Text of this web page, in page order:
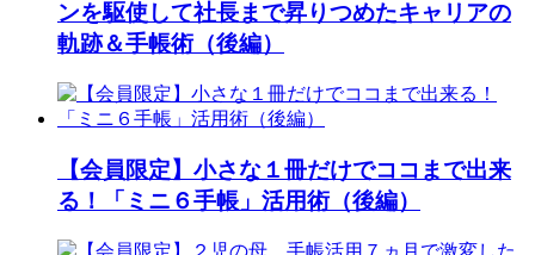
ンを駆使して社長まで昇りつめたキャリアの
軌跡＆手帳術（後編）
【会員限定】小さな１冊だけでココまで出来
る！「ミニ６手帳」活用術（後編）